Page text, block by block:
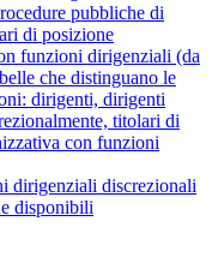
pubbliche di
di posizione
funzioni dirigenziali (da
che distinguano le
dirigenti, dirigenti
titolari di
con funzioni
dirigenziali discrezionali
disponibili